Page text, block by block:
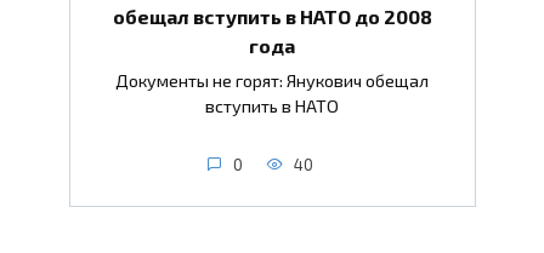
обещал вступить в НАТО до 2008
года
Документы не горят: Янукович обещал
вступить в НАТО
0 40